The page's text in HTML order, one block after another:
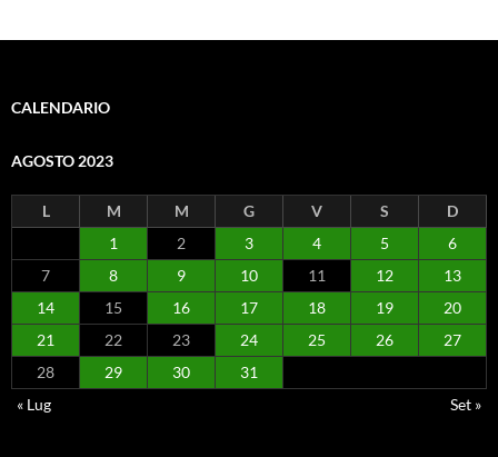
CALENDARIO
AGOSTO 2023
L M M G V S
D
1
2 3 4 5
6
7
8 9 10 11 12
13
14
15 16 17 18 19
20
21
22 23 24 25 26
27
28
29 30
31
« Lug
Set »